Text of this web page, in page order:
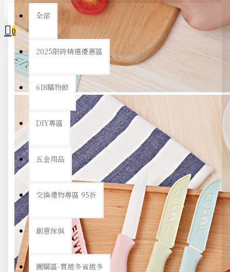
全部
2025限時精選優惠區
618購物節
DIY專區
五金用品
交換禮物專區 95折
創意傢俱
團購區-買越多省越多
0
您的購物車內沒有商品！